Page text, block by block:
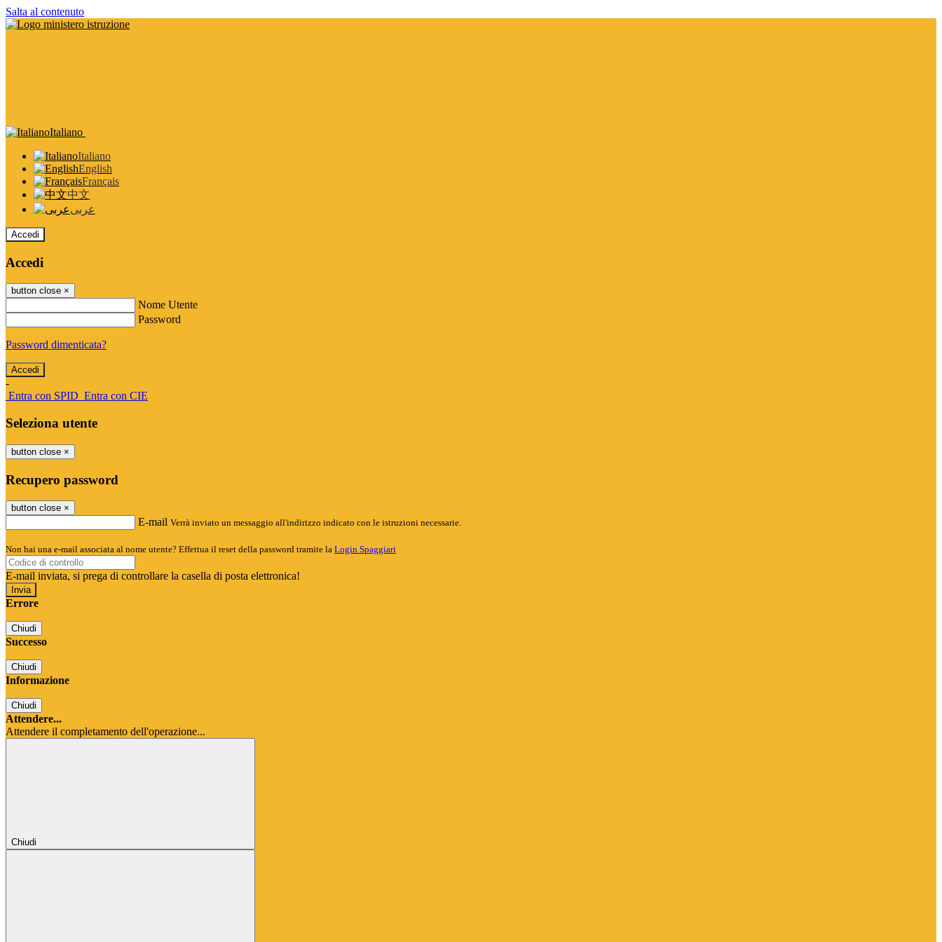
Salta al contenuto
Italiano
Italiano
English
Français
中文
عربى
Accedi
Accedi
button close ×
Nome Utente
Password
Password dimenticata?
-
Entra con SPID Entra con CIE
Seleziona utente
button close ×
Recupero password
button close ×
E-mail Verrà inviato un messaggio all'indirizzo indicato con le istruzioni necessarie.
Non hai una e-mail associata al nome utente? Effettua il reset della password tramite la Login Spaggiari
E-mail inviata, si prega di controllare la casella di posta elettronica!
Errore
Chiudi
Successo
Chiudi
Informazione
Chiudi
Attendere...
Attendere il completamento dell'operazione...
Chiudi